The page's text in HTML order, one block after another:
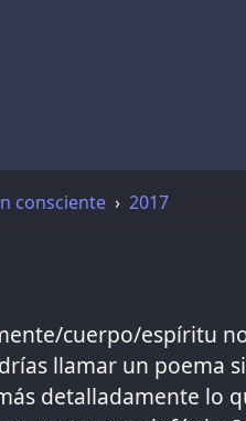
consciente 2017
cuerpo/espíritu
llamar un poema
detalladamente lo